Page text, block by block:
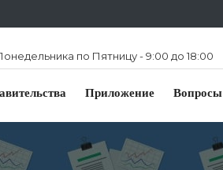
по Пятницу - 9:00 до 18:00
Приложение Вопросы